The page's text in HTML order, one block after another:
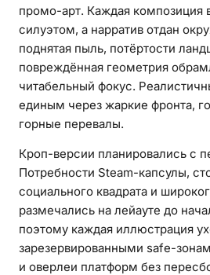
промо-арт. Каждая композиция
силуэтом, а нарратив отдан
поднятая пыль, потёртости
повреждённая геометрия
читабельный фокус.
единым через жаркие фронта,
горные перевалы.
Кроп-версии планировались с
Потребности Steam-капсулы,
социального квадрата и
размечались на лейауте до
поэтому каждая иллюстрация
зарезервированными safe-
и оверлеи платформ без